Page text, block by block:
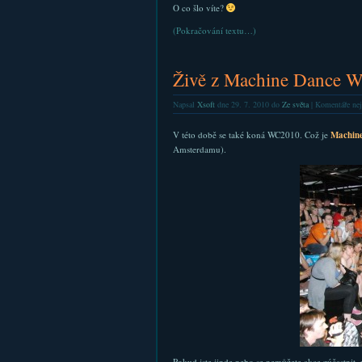
O co šlo víte?
(Pokračování textu…)
Živě z Machine Dance
Napsal Xsoftdne 29. 7. 2010 do Ze světa| Komentáře
V této době se také koná WC2010. Což je
Amsterdamu).